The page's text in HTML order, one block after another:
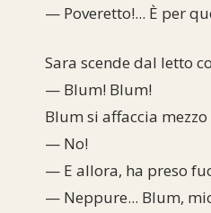
— Poveretto!... È per
Sara scende dal letto
— Blum! Blum!
Blum si affaccia
— No!
— E allora, ha preso
— Neppure... Blum,